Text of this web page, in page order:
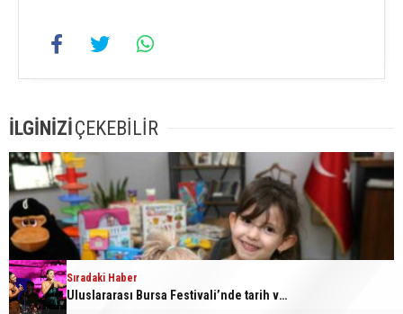
İLGİNİZİÇEKEBİLİR
Sıradaki Haber
Uluslararası Bursa Festivali’nde tarih ve müzik buluştu